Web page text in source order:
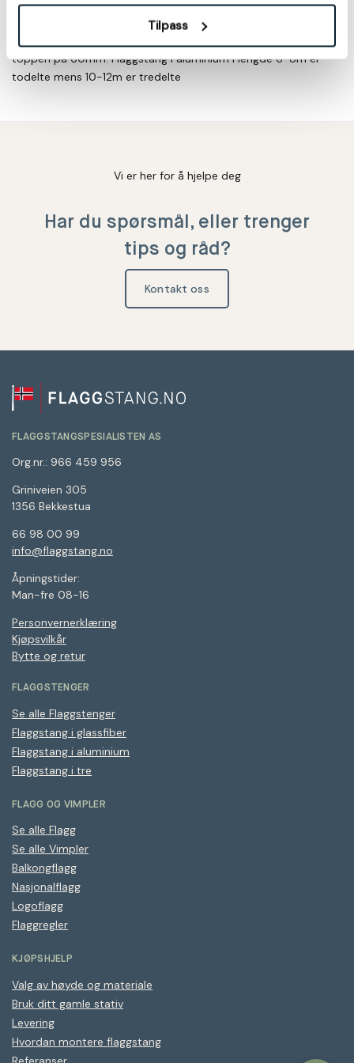
Tilpass
endestykkene skyves i hverandre med gummipakninger i
skjøten. 6-8m flaggstang har diameter nederst på 75mm og
toppen på 60mm. Flaggstang i aluminium i lengde 6-8m er
todelte mens 10-12m er tredelte
Vi er her for å hjelpe deg
Har du spørsmål, eller trenger
tips og råd?
Kontakt oss
FLAGGSTANGSPESIALISTEN AS
Org.nr.: 966 459 956
Griniveien 305
1356 Bekkestua
66 98 00 99
info@flaggstang.no
Åpningstider:
Man-fre 08-16
Personvernerklæring
Kjøpsvilkår
Bytte og retur
FLAGGSTENGER
Se alle Flaggstenger
Flaggstang i glassfiber
Flaggstang i aluminium
Flaggstang i tre
FLAGG OG VIMPLER
Se alle Flagg
Se alle Vimpler
Balkongflagg
Nasjonalflagg
Logoflagg
Flaggregler
KJØPSHJELP
Valg av høyde og materiale
Bruk ditt gamle stativ
Levering
Hvordan montere flaggstang